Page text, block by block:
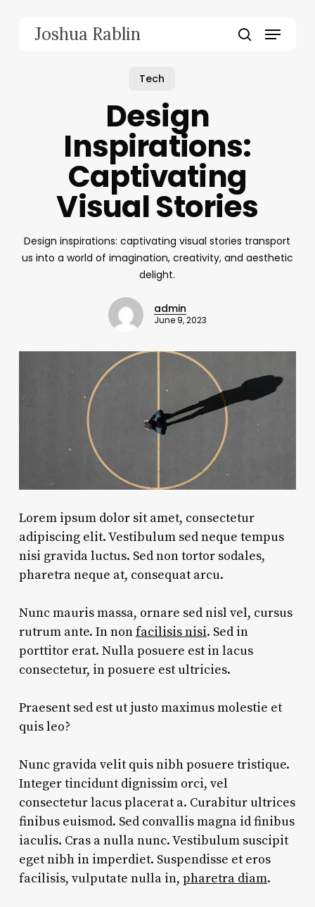
Joshua Rablin Menu
Tech
Design
Inspirations:
Captivating
Visual Stories
Design inspirations: captivating visual stories transport
us into a world of imagination, creativity, and aesthetic
delight.
admin
June 9, 2023
Lorem ipsum dolor sit amet, consectetur
adipiscing elit. Vestibulum sed neque tempus
nisi gravida luctus. Sed non tortor sodales,
pharetra neque at, consequat arcu.
Nunc mauris massa, ornare sed nisl vel, cursus
rutrum ante. In nonfacilisis nisi. Sed in
porttitor erat. Nulla posuere est in lacus
consectetur, in posuere est ultricies.
Praesent sed est ut justo maximus molestie et
quis leo?
Nunc gravida velit quis nibh posuere tristique.
Integer tincidunt dignissim orci, vel
consectetur lacus placerat a. Curabitur ultrices
finibus euismod. Sed convallis magna id finibus
iaculis. Cras a nulla nunc. Vestibulum suscipit
eget nibh in imperdiet. Suspendisse et eros
facilisis, vulputate nulla in, pharetra diam.